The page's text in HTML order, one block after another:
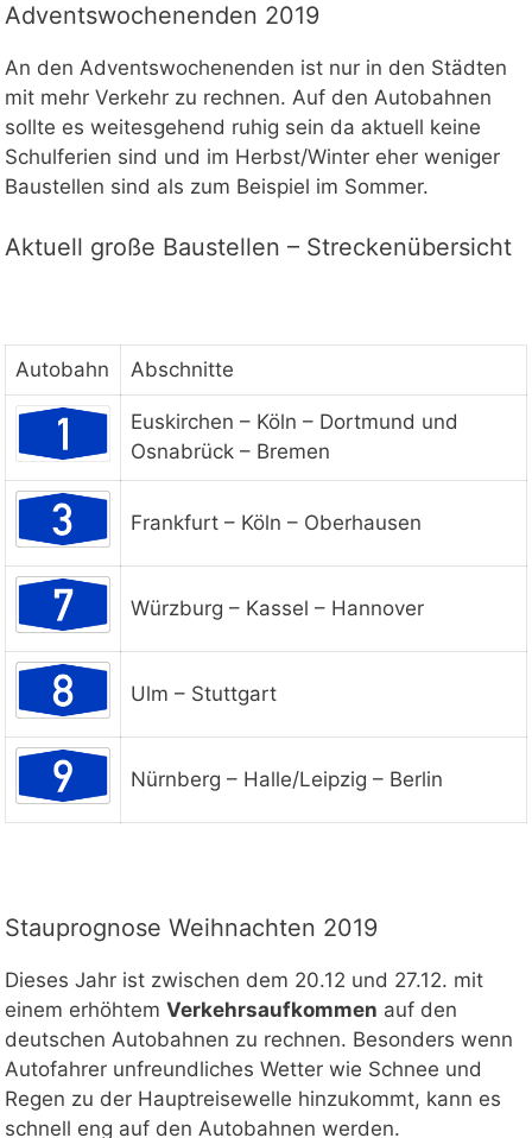
Adventswochenenden 2019
An den Adventswochenenden ist nur in den Städten
mit mehr Verkehr zu rechnen. Auf den Autobahnen
sollte es weitesgehend ruhig sein da aktuell keine
Schulferien sind und im Herbst/Winter eher weniger
Baustellen sind als zum Beispiel im Sommer.
Aktuell große Baustellen – Streckenübersicht
Autobahn Abschnitte
Euskirchen – Köln – Dortmund und
Osnabrück – Bremen
Frankfurt – Köln – Oberhausen
Würzburg – Kassel – Hannover
Ulm – Stuttgart
Nürnberg – Halle/Leipzig – Berlin
Stauprognose Weihnachten 2019
Dieses Jahr ist zwischen dem 20.12 und 27.12. mit
einem erhöhtem Verkehrsaufkommen auf den
deutschen Autobahnen zu rechnen. Besonders wenn
Autofahrer unfreundliches Wetter wie Schnee und
Regen zu der Hauptreisewelle hinzukommt, kann es
schnell eng auf den Autobahnen werden.